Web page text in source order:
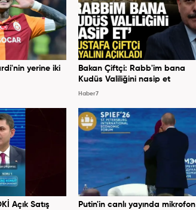
yerine iki
Bakan Çiftçi: Rabb'im bana
Kudüs Valiliğini nasip et
Haber7
Açık Satış
Putin'in canlı yayında mikrofon